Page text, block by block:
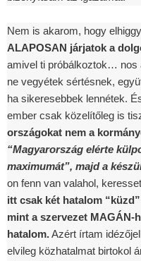
Nem is akarom, hogy
ALAPOSAN járjatok a
amivel ti próbálkoztok… nos
ne vegyétek sértésnek,
ha sikeresebbek lennétek.
ember csak közelítőleg is
országokat nem a
“Magyarország elérte
maximumát”, majd a
on fenn van valahol,
itt csak két hatalom
mint a szervezet MAGÁN-
hatalom.Azért írtam
elvileg közhatalmat birtokol